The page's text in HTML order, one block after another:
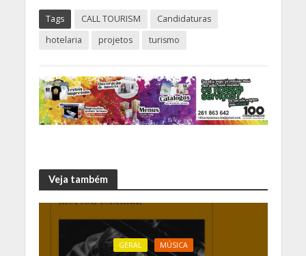
Tags CALL TOURISM
Candidaturas
hotelaria
projetos turismo
Veja também
GERAL MÚSICA